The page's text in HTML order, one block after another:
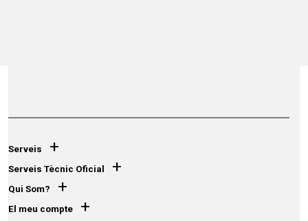
Serveis +
Serveis Tècnic Oficial +
Qui Som? +
El meu compte +